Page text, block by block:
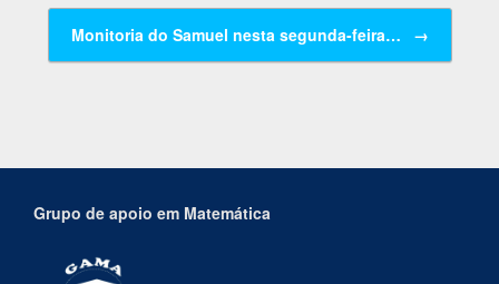
Monitoria do Samuel nesta segunda-feira… →
Grupo de apoio em Matemática